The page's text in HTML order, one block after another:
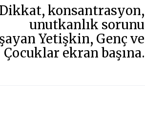
Dikkat, konsantrasyon,
unutkanlık sorunu
Yetişkin, Genç ve
Çocuklar ekran başına.